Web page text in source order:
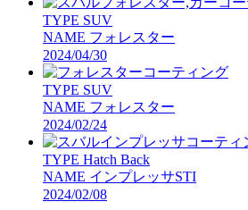
TYPE SUV
NAME フォレスター
2024/04/30
TYPE SUV
NAME フォレスター
2024/02/24
TYPE Hatch Back
NAME インプレッサSTI
2024/02/08